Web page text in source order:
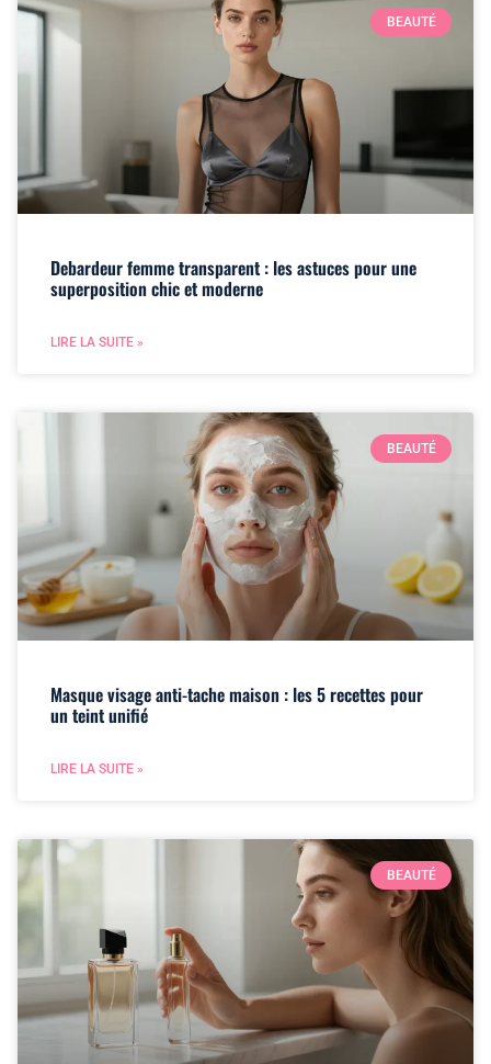
BEAUTÉ
Debardeur femme transparent : les astuces pour une
superposition chic et moderne
LIRE LA SUITE »
BEAUTÉ
Masque visage anti-tache maison : les 5 recettes pour
un teint unifié
LIRE LA SUITE »
BEAUTÉ